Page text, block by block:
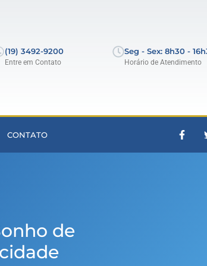
(19) 3492-9200
Entre em Contato
Seg - Sex: 8h30 -
Horário de Atendimento
CONTATO
de